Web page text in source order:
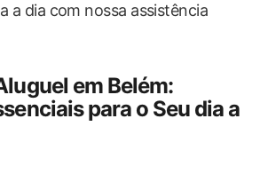
a dia com nossa assistência
em Belém:
para o Seu dia a